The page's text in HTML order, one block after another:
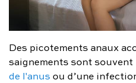
Des picotements anaux
saignements sont souvent
de l'anus ou d’une